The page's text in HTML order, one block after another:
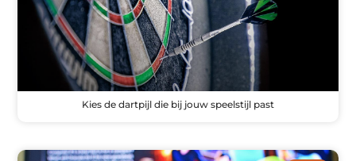
Kies de dartpijl die bij jouw speelstijl past